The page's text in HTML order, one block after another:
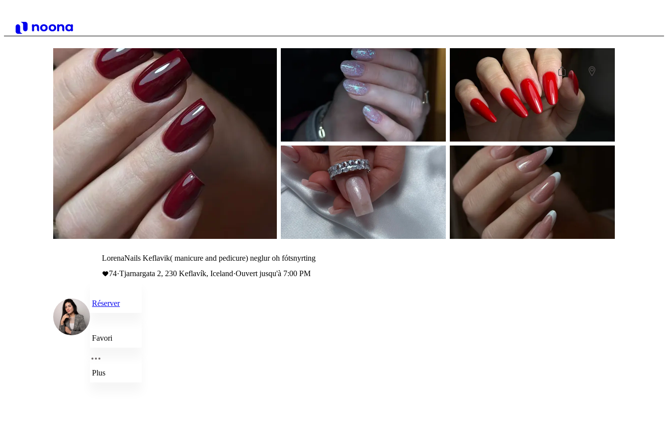
LorenaNails Keflavik( manicure and pedicure) neglur oh fótsnyrting
74·Tjarnargata 2, 230 Keflavík, Iceland·Ouvert jusqu'à 7:00 PM
Réserver
Favori
Plus